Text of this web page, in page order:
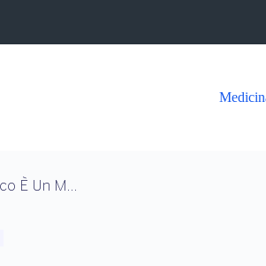
Nuovi Centri Salute Mentale: Perché Arco È Un Modello Da Seguire?